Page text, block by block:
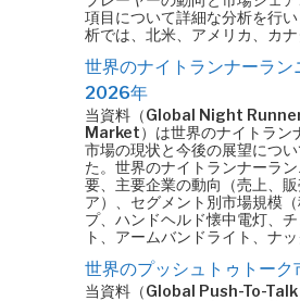
項目について詳細な分析を行
析では、北米、アメリカ、カ
世界のナイトランナーラン
2026年
当資料（Global Night
Market）は世界のナイトラン
市場の現状と今後の展望につ
た。世界のナイトランナーラ
要、主要企業の動向（売上、
ア）、セグメント別市場規模
プ、ハンドヘルド懐中電灯、
ト、アームバンドライト、ナ
世界のプッシュトゥトー
当資料（Global Push-To-